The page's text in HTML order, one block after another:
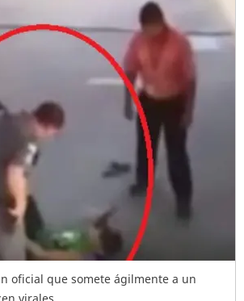
oficial que somete ágilmente a un